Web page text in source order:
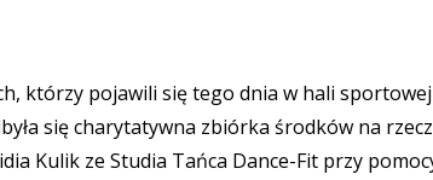
którzy pojawili się tego dnia w hali
się charytatywna zbiórka środków na rzecz
Kulik ze Studia Tańca Dance-Fit przy